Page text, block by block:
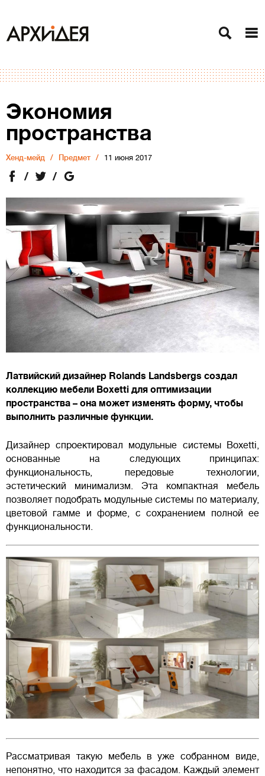
Экономия
пространства
Хенд-мейд Предмет 11 июня 2017
Латвийский дизайнер Rolands Landsbergs создал
коллекцию мебели Boxetti для оптимизации
пространства – она может изменять форму, чтобы
выполнить различные функции.
Дизайнер спроектировал модульные системы Boxetti,
основанные на следующих принципах:
функциональность, передовые технологии,
эстетический минимализм. Эта компактная мебель
позволяет подобрать модульные системы по материалу,
цветовой гамме и форме, с сохранением полной ее
функциональности.
Рассматривая такую мебель в уже собранном виде,
непонятно, что находится за фасадом. Каждый элемент